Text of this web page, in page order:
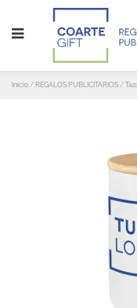
Inicio REGALOS PUBLICITARIOS